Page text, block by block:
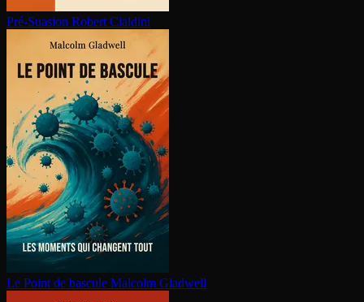
Pré-Suasion Robert Cialdini
Le Point de bascule Malcolm Gladwell